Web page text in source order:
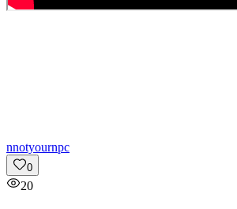
nnotyournpc
0
20